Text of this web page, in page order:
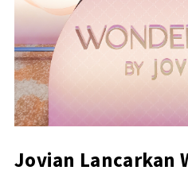
Jovian Lancarkan